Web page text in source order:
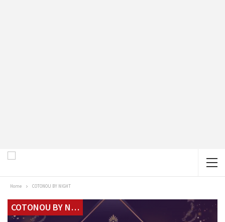
Home COTONOU BY NIGHT
COTONOU BY NIGHT